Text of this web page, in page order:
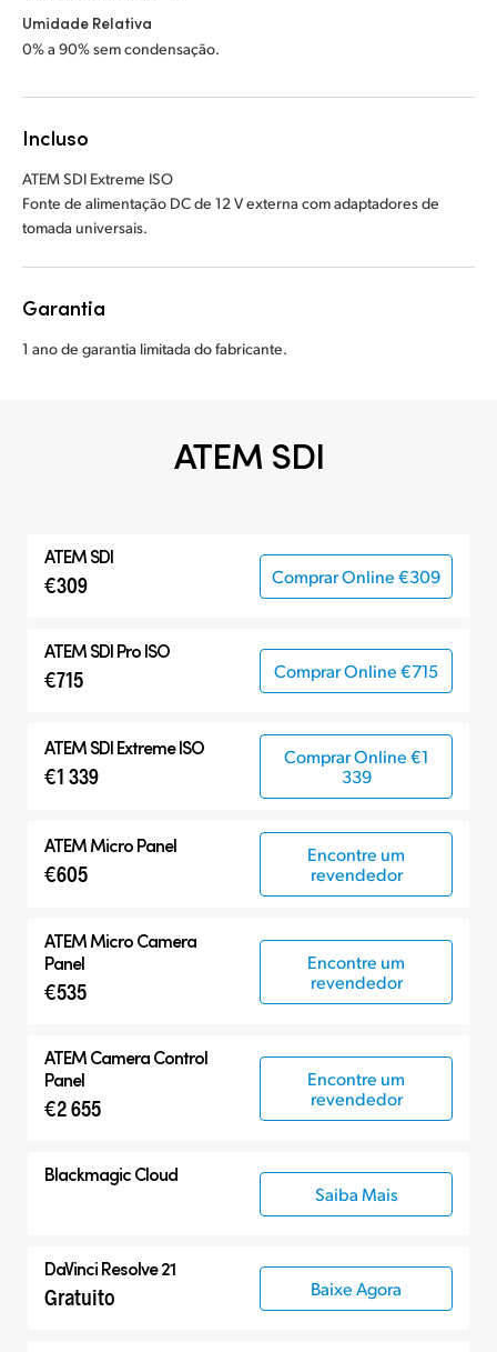
Umidade Relativa
0% a 90% sem condensação.
Incluso
ATEM SDI Extreme ISO
Fonte de alimentação DC de 12 V externa com adaptadores de
tomada universais.
Garantia
1 ano de garantia limitada do fabricante.
ATEM SDI
ATEM SDI
€309 Comprar Online €309
ATEM SDI Pro ISO
€715 Comprar Online €715
ATEM SDI Extreme ISO
€1 339
Comprar Online €1
339
ATEM Micro Panel
€605
Encontre um
revendedor
ATEM Micro Camera
Panel
€535
Encontre um
revendedor
ATEM Camera Control
Panel
€2 655
Encontre um
revendedor
Blackmagic Cloud
Saiba Mais
DaVinci Resolve 21
Gratuito Baixe Agora